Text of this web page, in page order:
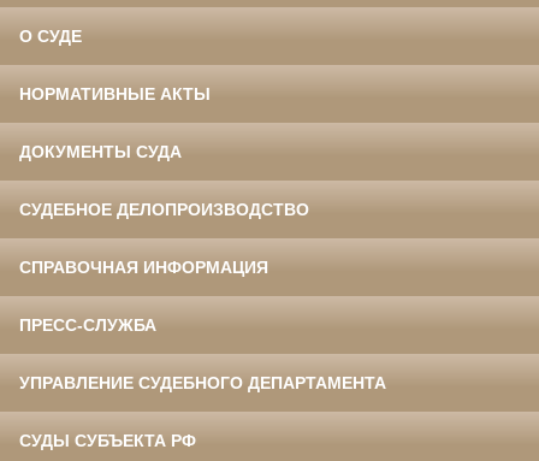
О СУДЕ
НОРМАТИВНЫЕ АКТЫ
ДОКУМЕНТЫ СУДА
СУДЕБНОЕ ДЕЛОПРОИЗВОДСТВО
СПРАВОЧНАЯ ИНФОРМАЦИЯ
ПРЕСС-СЛУЖБА
УПРАВЛЕНИЕ СУДЕБНОГО ДЕПАРТАМЕНТА
СУДЫ СУБЪЕКТА РФ